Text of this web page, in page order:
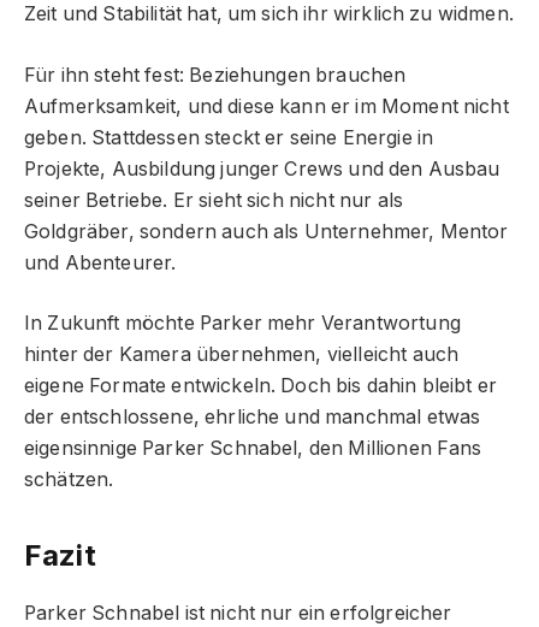
Zeit und Stabilität hat, um sich ihr wirklich zu widmen.
Für ihn steht fest: Beziehungen brauchen
Aufmerksamkeit, und diese kann er im Moment nicht
geben. Stattdessen steckt er seine Energie in
Projekte, Ausbildung junger Crews und den Ausbau
seiner Betriebe. Er sieht sich nicht nur als
Goldgräber, sondern auch als Unternehmer, Mentor
und Abenteurer.
In Zukunft möchte Parker mehr Verantwortung
hinter der Kamera übernehmen, vielleicht auch
eigene Formate entwickeln. Doch bis dahin bleibt er
der entschlossene, ehrliche und manchmal etwas
eigensinnige Parker Schnabel, den Millionen Fans
schätzen.
Fazit
Parker Schnabel ist nicht nur ein erfolgreicher